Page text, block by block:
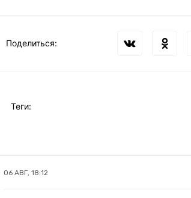
Поделиться:
Теги:
06 АВГ, 18:12